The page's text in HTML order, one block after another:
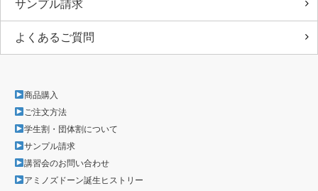
サンプル請求
よくあるご質問
商品購入
ご注文方法
学生割・団体割について
サンプル請求
講習会のお問い合わせ
アミノズドーン誕生ヒストリー